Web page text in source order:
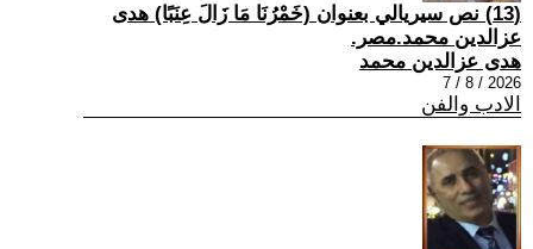
(13) نص سيريالي بعنوان (خَمْرُنَا مَا زَالَ عِنَبًا) هدى
عزالدين محمد.مصر.
هدى عزالدين محمد
2026 / 8 / 7
الادب والفن